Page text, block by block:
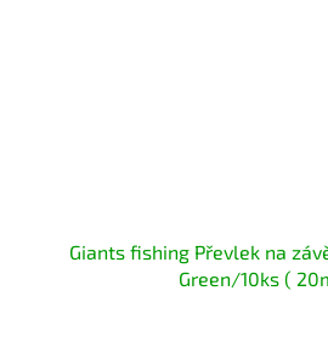
Giants fishing Převlek na
Green/10ks (